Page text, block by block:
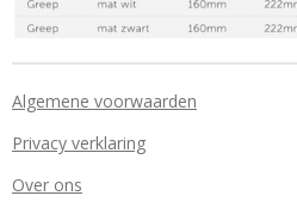
Algemene voorwaarden
Privacy verklaring
Over ons